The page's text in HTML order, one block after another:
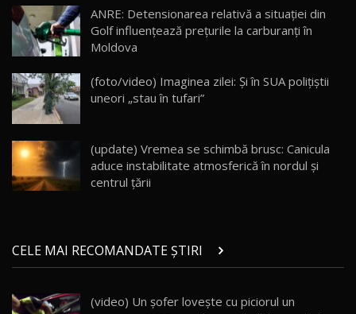
17 20:06
Va fi modelul nr.1 BYD în Moldova? BYD Seal U
30:08
AutoBlog.MD
23:36
20
Noul ZEEKR 7X / Test Drive AutoBlog.MD
29:08
21
AutoBlog.MD
16:59
Noua Mazda 6e / Test Drive AutoBlog.MD
ANRE: Detensionarea relativă a situației din
Golf influențează prețurile la carburanți în
Moldova
(foto/video) Imaginea zilei: Și în SUA polițiștii
uneori „stau în tufari”
(update) Vremea se schimbă brusc: Canicula
aduce instabilitate atmosferică în nordul și
centrul țării
CELE MAI RECOMANDATE ȘTIRI
(video) Un şofer loveşte cu piciorul un